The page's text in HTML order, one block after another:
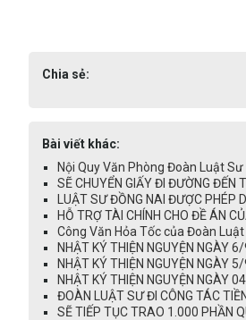
Chia sẻ:
Bài viết khác:
Nội Quy Văn Phòng Đoàn Luật
SẼ CHUYỂN GIẤY ĐI ĐƯỜNG
LUẬT SƯ ĐỒNG NAI ĐƯỢC
HỖ TRỢ TÀI CHÍNH CHO ĐỀ ÁN
Công Văn Hỏa Tốc của Đoàn
NHẬT KÝ THIỆN NGUYỆN NGÀY
NHẬT KÝ THIỆN NGUYỆN NGÀY
NHẬT KÝ THIỆN NGUYỆN NGÀY
ĐOÀN LUẬT SƯ ĐI CÔNG TÁC
SẼ TIẾP TỤC TRAO 1.000 PHẦN